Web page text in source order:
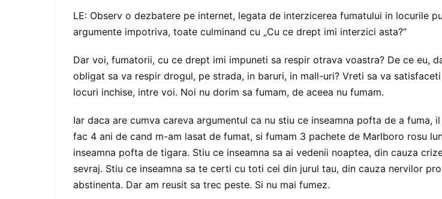
LE: Observ o dezbatere pe internet, legata de interzicerea fumatului in locurile
argumente impotriva, toate culminand cu „Cu ce drept imi interzici asta?”
Dar voi, fumatorii, cu ce drept imi impuneti sa respir otrava voastra? De ce eu,
obligat sa va respir drogul, pe strada, in baruri, in mall-uri? Vreti sa va
locuri inchise, intre voi. Noi nu dorim sa fumam, de aceea nu fumam.
Iar daca are cumva careva argumentul ca nu stiu ce inseamna pofta de a fuma,
fac 4 ani de cand m-am lasat de fumat, si fumam 3 pachete de Marlboro rosu
inseamna pofta de tigara. Stiu ce inseamna sa ai vedenii noaptea, din cauza
sevraj. Stiu ce inseamna sa te certi cu toti cei din jurul tau, din cauza nervilor
abstinenta. Dar am reusit sa trec peste. Si nu mai fumez.